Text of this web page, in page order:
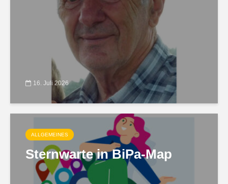
16. Juli 2026
ALLGEMEINES
Sternwarte in BiPa-Map